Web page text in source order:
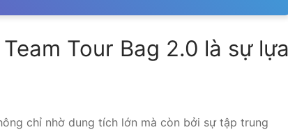
Tour Bag 2.0 là sự lựa
chỉ nhờ dung tích lớn mà còn bởi sự tập trung